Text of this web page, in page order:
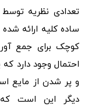
تعدادی نظریه
ساده کلیه ارائه
کوچک برای جمع
احتمال وجود دارد
و پر شدن از مایع
دیگر این است